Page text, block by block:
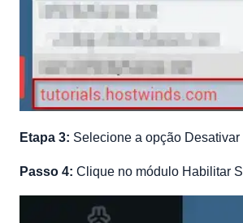
Etapa 3: Selecione a opção
Passo 4: Clique no módulo Habilitar